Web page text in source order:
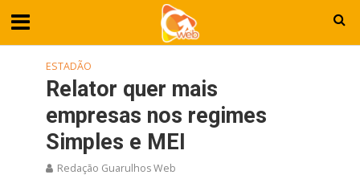
ESTADÃO
Relator quer mais
empresas nos regimes
Simples e MEI
Redação Guarulhos Web